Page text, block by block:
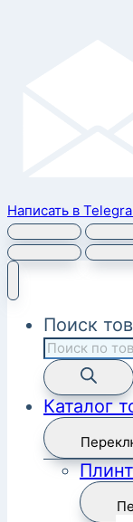
Написать в
Поиск
Каталог